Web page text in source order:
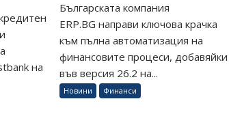
на
Българската компания
ERP.BG направи ключова крачка
към пълна автоматизация на
финансовите процеси, добавяйки
във версия 26.2 на...
Новини Финанси